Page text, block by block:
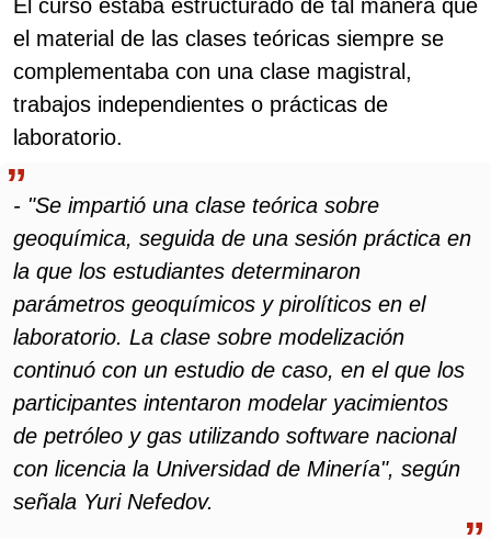
El curso estaba estructurado de tal manera que
el material de las clases teóricas siempre se
complementaba con una clase magistral,
trabajos independientes o prácticas de
laboratorio.
- "Se impartió una clase teórica sobre
geoquímica, seguida de una sesión práctica en
la que los estudiantes determinaron
parámetros geoquímicos y pirolíticos en el
laboratorio. La clase sobre modelización
continuó con un estudio de caso, en el que los
participantes intentaron modelar yacimientos
de petróleo y gas utilizando software nacional
con licencia la Universidad de Minería", según
señala Yuri Nefedov.